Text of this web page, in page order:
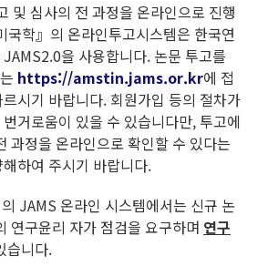
및 심사의 전 과정을 온라인으로 진행
국학』의 온라인투고시스템은 한국연
을 사용합니다. 논문 투고를
https://amstin.jams.or.kr에 접
시기 바랍니다. 회원가입 등의 절차가
거로움이 있을 수 있습니다만, 투고에
과정을 온라인으로 확인할 수 있다는
하여 주시기 바랍니다.
JAMS 온라인 시스템에서는 신규 논
연구윤리 자가 점검을 요구하며 연구
습니다.